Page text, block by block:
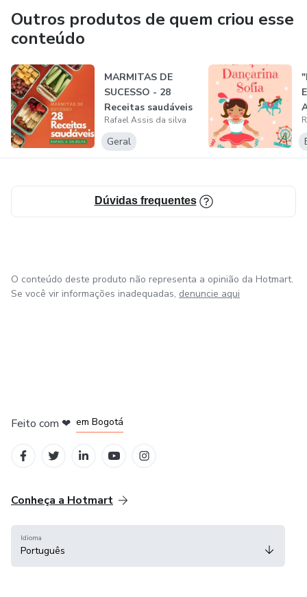
Outros produtos de quem criou esse
conteúdo
MARMITAS DE
SUCESSO - 28
Receitas saudáveis
Rafael Assis da silva
Geral
Dúvidas frequentes
O conteúdo deste produto não representa a opinião da Hotmart.
Se você vir informações inadequadas, denuncie aqui
Feito com ❤ em Bogotá
Conheça a Hotmart
Idioma
Português